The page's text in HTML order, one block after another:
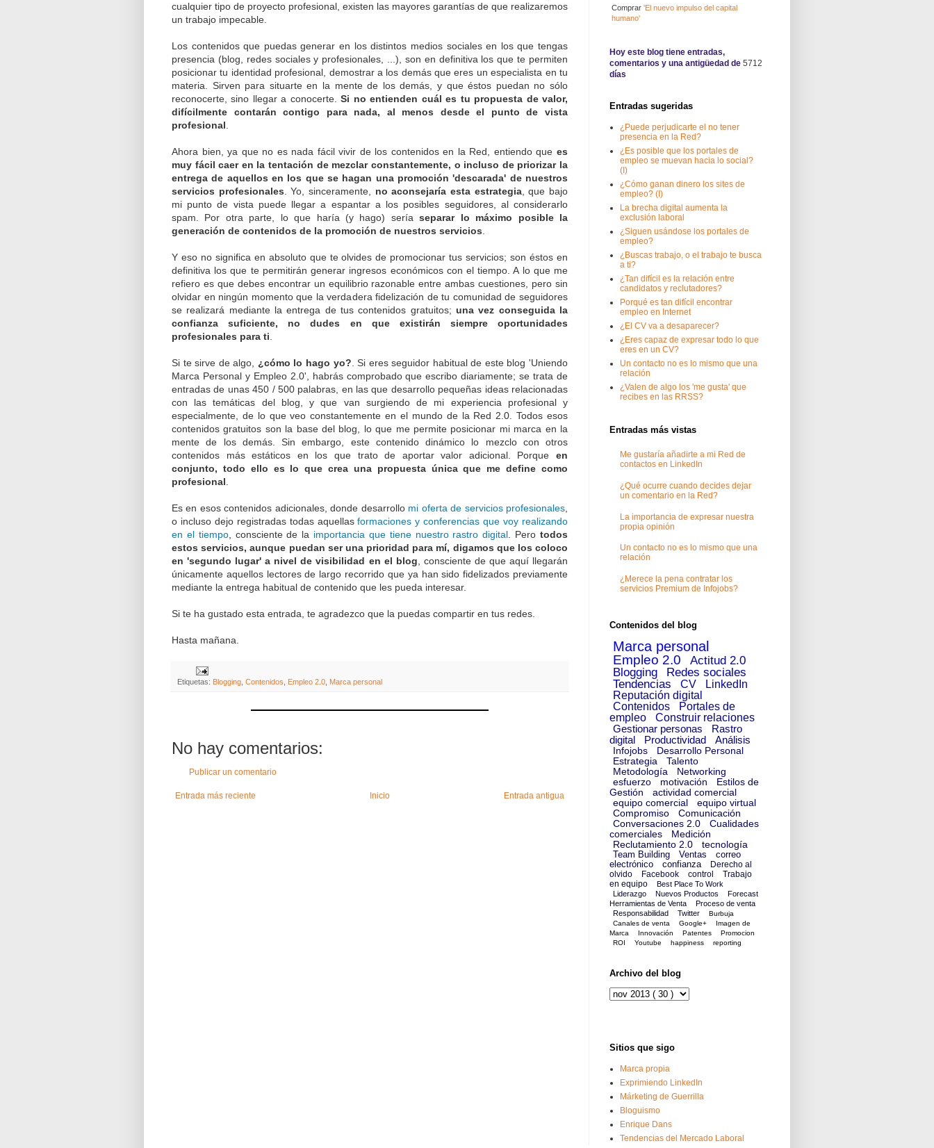
cualquier tipo de proyecto profesional, existen las mayores garantías de que realizaremos
un trabajo impecable.
Los contenidos que puedas generar en los distintos medios sociales en los que tengas
presencia (blog, redes sociales y profesionales, ...), son en definitiva los que te permiten
posicionar tu identidad profesional, demostrar a los demás que eres un especialista en tu
materia. Sirven para situarte en la mente de los demás, y que éstos puedan no sólo
reconocerte, sino llegar a conocerte.Si no entienden cuál es tu propuesta de valor,
difícilmente contarán contigo para nada, al menos desde el punto de vista
profesional
Ahora bien, ya que no es nada fácil vivir de los contenidos en la Red, entiendo que es
muy fácil caer en la tentación de mezclar constantemente, o incluso de priorizar la
entrega de aquellos en los que se hagan una promoción 'descarada' de nuestros
servicios profesionales . Yo, sinceramente, no aconsejaría esta estrategia, que bajo
mi punto de vista puede llegar a espantar a los posibles seguidores, al considerarlo
spam. Por otra parte, lo que haría (y hago) seríaseparar lo máximo posible la
generación de contenidos de la promoción de nuestros servicios
Y eso no significa en absoluto que te olvides de promocionar tus servicios; son éstos en
definitiva los que te permitirán generar ingresos económicos con el tiempo. A lo que me
refiero es que debes encontrar un equilibrio razonable entre ambas cuestiones, pero sin
olvidar en ningún momento que la verdadera fidelización de tu comunidad de seguidores
se realizará mediante la entrega de tus contenidos gratuitos; una vez conseguida la
confianza suficiente, no dudes en que existirán siempre oportunidades
profesionales para ti
Si te sirve de algo, ¿cómo lo hago yo? . Si eres seguidor habitual de este blog 'Uniendo
Marca Personal y Empleo 2.0', habrás comprobado que escribo diariamente; se trata de
entradas de unas 450 / 500 palabras, en las que desarrollo pequeñas ideas relacionadas
con las temáticas del blog, y que van surgiendo de mi experiencia profesional y
especialmente, de lo que veo constantemente en el mundo de la Red 2.0. Todos esos
contenidos gratuitos son la base del blog, lo que me permite posicionar mi marca en la
mente de los demás. Sin embargo, este contenido dinámico lo mezclo con otros
contenidos más estáticos en los que trato de aportar valor adicional. Porque en
conjunto, todo ello es lo que crea una propuesta única que me define como
profesional
Es en esos contenidos adicionales, donde desarrollo mi oferta de servicios profesionales
o incluso dejo registradas todas aquellasformaciones y conferencias que voy realizando
en el tiempo, consciente de la importancia que tiene nuestro rastro digital . Perotodos
estos servicios, aunque puedan ser una prioridad para mí, digamos que los coloco
en 'segundo lugar' a nivel de visibilidad en el blog , consciente de que aquí llegarán
únicamente aquellos lectores de largo recorrido que ya han sido fidelizados previamente
mediante la entrega habitual de contenido que les pueda interesar.
Si te ha gustado esta entrada, te agradezco que la puedas compartir en tus redes.
Hasta mañana.
Etiquetas: Blogging Contenidos Empleo 2.0 Marca personal
No hay comentarios:
Publicar un comentario
Entrada más reciente Entrada antigua
Inicio
Comprar 'El nuevo impulso del capital
humano'
Hoy este blog tiene entradas,
comentarios y una antigüedad de 5712
días
Entradas sugeridas
¿Puede perjudicarte el no tener
presencia en la Red?
¿Es posible que los portales de
empleo se muevan hacia lo social?
(I)
¿Cómo ganan dinero los sites de
empleo? (I)
La brecha digital aumenta la
exclusión laboral
¿Siguen usándose los portales de
empleo?
¿Buscas trabajo, o el trabajo te busca
a ti?
¿Tan difícil es la relación entre
candidatos y reclutadores?
Porqué es tan difícil encontrar
empleo en Internet
¿El CV va a desaparecer?
¿Eres capaz de expresar todo lo que
eres en un CV?
Un contacto no es lo mismo que una
relación
¿Valen de algo los 'me gusta' que
recibes en las RRSS?
Entradas más vistas
Me gustaría añadirte a mi Red de
contactos en LinkedIn
¿Qué ocurre cuando decides dejar
un comentario en la Red?
La importancia de expresar nuestra
propia opinión
Un contacto no es lo mismo que una
relación
¿Merece la pena contratar los
servicios Premium de Infojobs?
Contenidos del blog
Marca personal
Empleo 2.0
Actitud 2.0
Blogging
Redes sociales
Tendencias
CV
LinkedIn
Reputación digital
Contenidos
Portales de
empleo
Construir relaciones
Gestionar personas
Rastro
digital
Productividad Análisis
Infojobs
Desarrollo Personal
Estrategia
Talento
Metodología
Networking
esfuerzo
motivación
Estilos de
Gestión
actividad comercial
equipo comercial
equipo virtual
Compromiso
Comunicación
Conversaciones 2.0
Cualidades
comerciales
Medición
Reclutamiento 2.0
tecnología
Team Building Ventas
correo
electrónico
confianza
Derecho al
olvido
Facebook control
Trabajo
en equipo
Best Place To Work
Liderazgo
Nuevos Productos
Forecast
Herramientas de Venta
Proceso de venta
Responsabilidad
Twitter
Burbuja
Canales de venta
Google+
Imagen de
Marca
Innovación Patentes
Promocion
ROI
Youtube happiness reporting
Archivo del blog
Sitios que sigo
Marca propia
Exprimiendo LinkedIn
Márketing de Guerrilla
Bloguismo
Enrique Dans
Tendencias del Mercado Laboral